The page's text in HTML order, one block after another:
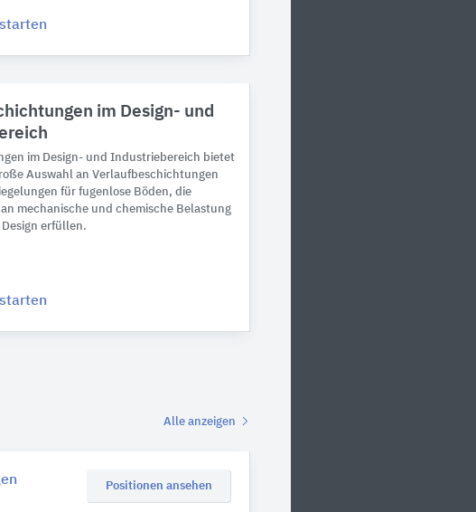
starten
im Design- und
im Design- und Industriebereich bietet
Auswahl an Verlaufbeschichtungen
für fugenlose Böden, die
mechanische und chemische Belastung
erfüllen.
starten
Alle anzeigen
Positionen ansehen